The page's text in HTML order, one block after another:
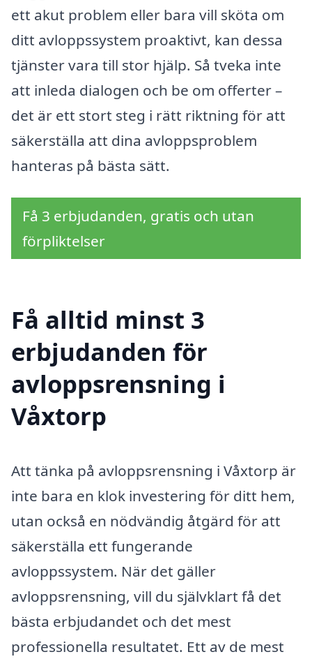
ett akut problem eller bara vill sköta om
ditt avloppssystem proaktivt, kan dessa
tjänster vara till stor hjälp. Så tveka inte
att inleda dialogen och be om offerter –
det är ett stort steg i rätt riktning för att
säkerställa att dina avloppsproblem
hanteras på bästa sätt.
Få 3 erbjudanden, gratis och utan
förpliktelser
Få alltid minst 3
erbjudanden för
avloppsrensning i
Våxtorp
Att tänka på avloppsrensning i Våxtorp är
inte bara en klok investering för ditt hem,
utan också en nödvändig åtgärd för att
säkerställa ett fungerande
avloppssystem. När det gäller
avloppsrensning, vill du självklart få det
bästa erbjudandet och det mest
professionella resultatet. Ett av de mest